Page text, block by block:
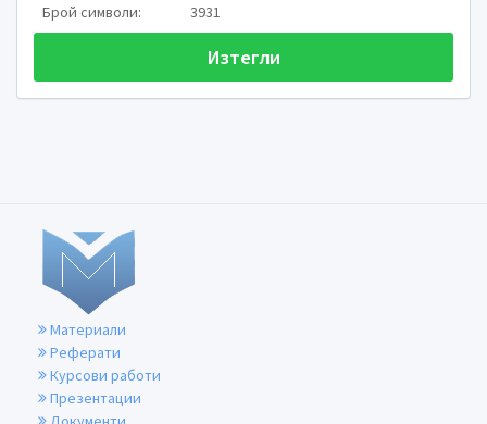
/
Базов
Брой символи: 3931
Изтегли
Материали
Реферати
Курсови работи
Презентации